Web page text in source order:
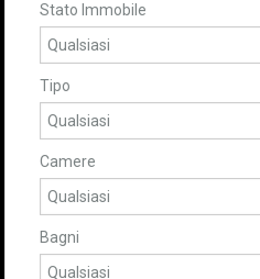
Stato Immobile
Tipo
Camere
Bagni